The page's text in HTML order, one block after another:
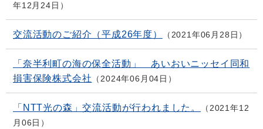
年12月24日
交流活動のご紹介（平成26年度） 2021年06月28日
「奈半利町の海の保全活動」 あいおいニッセイ同和
損害保険株式会社
2024年06月04日
「NTT光の森」交流活動が行われました。
2021年12
月06日